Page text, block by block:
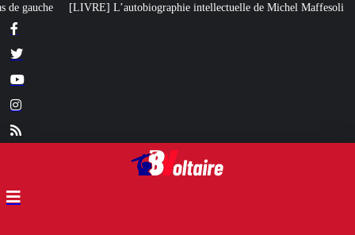
intellectuelle de Michel Maffesoli Pour regagner son influence en